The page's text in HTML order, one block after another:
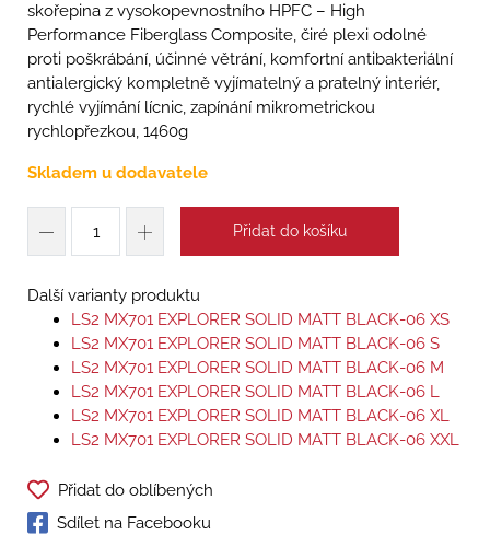
skořepina z vysokopevnostního HPFC – High
Performance Fiberglass Composite, čiré plexi odolné
proti poškrábání, účinné větrání, komfortní antibakteriální
antialergický kompletně vyjímatelný a pratelný interiér,
rychlé vyjímání lícnic, zapínání mikrometrickou
rychlopřezkou, 1460g
Skladem u dodavatele
Přidat do košíku
Další varianty produktu
LS2 MX701 EXPLORER SOLID MATT BLACK-06 XS
LS2 MX701 EXPLORER SOLID MATT BLACK-06 S
LS2 MX701 EXPLORER SOLID MATT BLACK-06 M
LS2 MX701 EXPLORER SOLID MATT BLACK-06 L
LS2 MX701 EXPLORER SOLID MATT BLACK-06 XL
LS2 MX701 EXPLORER SOLID MATT BLACK-06 XXL
Přidat do oblíbených
Sdílet na Facebooku